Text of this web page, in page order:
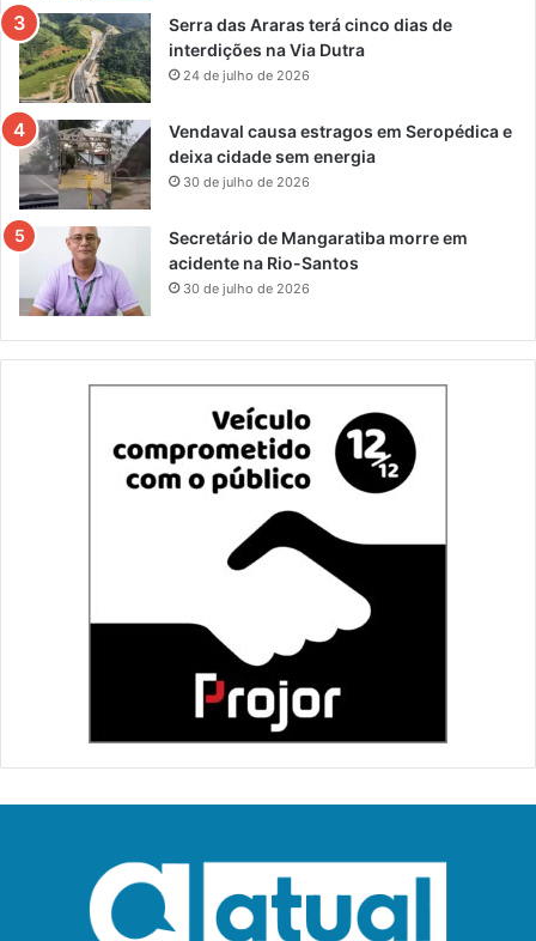
Serra das Araras terá cinco dias de
interdições na Via Dutra
24 de julho de 2026
Vendaval causa estragos em Seropédica e
deixa cidade sem energia
30 de julho de 2026
Secretário de Mangaratiba morre em
acidente na Rio-Santos
30 de julho de 2026